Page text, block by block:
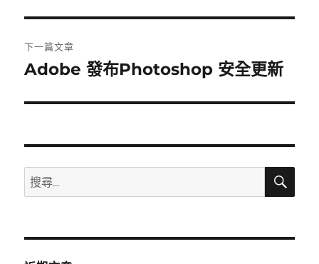
覽
文
章:
下一篇文章
下
篇
章:
Adobe 發布Photoshop 安全更新
搜
尋
鍵
搜